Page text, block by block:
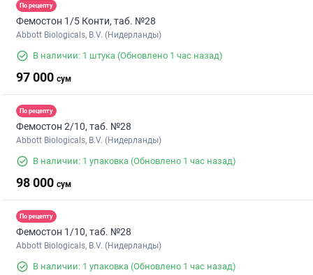
По рецепту
Фемостон 1/5 Конти, таб. №28
Abbott Biologicals, B.V. (Нидерланды)
В наличии: 1 штука (Обновлено 1 час назад)
97 000 сум
По рецепту
Фемостон 2/10, таб. №28
Abbott Biologicals, B.V. (Нидерланды)
В наличии: 1 упаковка (Обновлено 1 час назад)
98 000 сум
По рецепту
Фемостон 1/10, таб. №28
Abbott Biologicals, B.V. (Нидерланды)
В наличии: 1 упаковка (Обновлено 1 час назад)